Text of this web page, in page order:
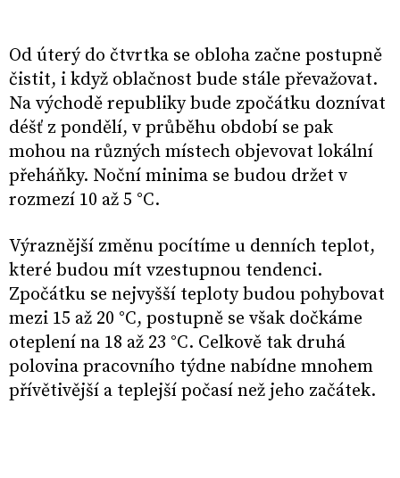
Od úterý do čtvrtka se obloha začne postupně
čistit, i když oblačnost bude stále převažovat.
Na východě republiky bude zpočátku doznívat
déšť z pondělí, v průběhu období se pak
mohou na různých místech objevovat lokální
přeháňky. Noční minima se budou držet v
rozmezí 10 až 5 °C.
Výraznější změnu pocítíme u denních teplot,
které budou mít vzestupnou tendenci.
Zpočátku se nejvyšší teploty budou pohybovat
mezi 15 až 20 °C, postupně se však dočkáme
oteplení na 18 až 23 °C. Celkově tak druhá
polovina pracovního týdne nabídne mnohem
přívětivější a teplejší počasí než jeho začátek.